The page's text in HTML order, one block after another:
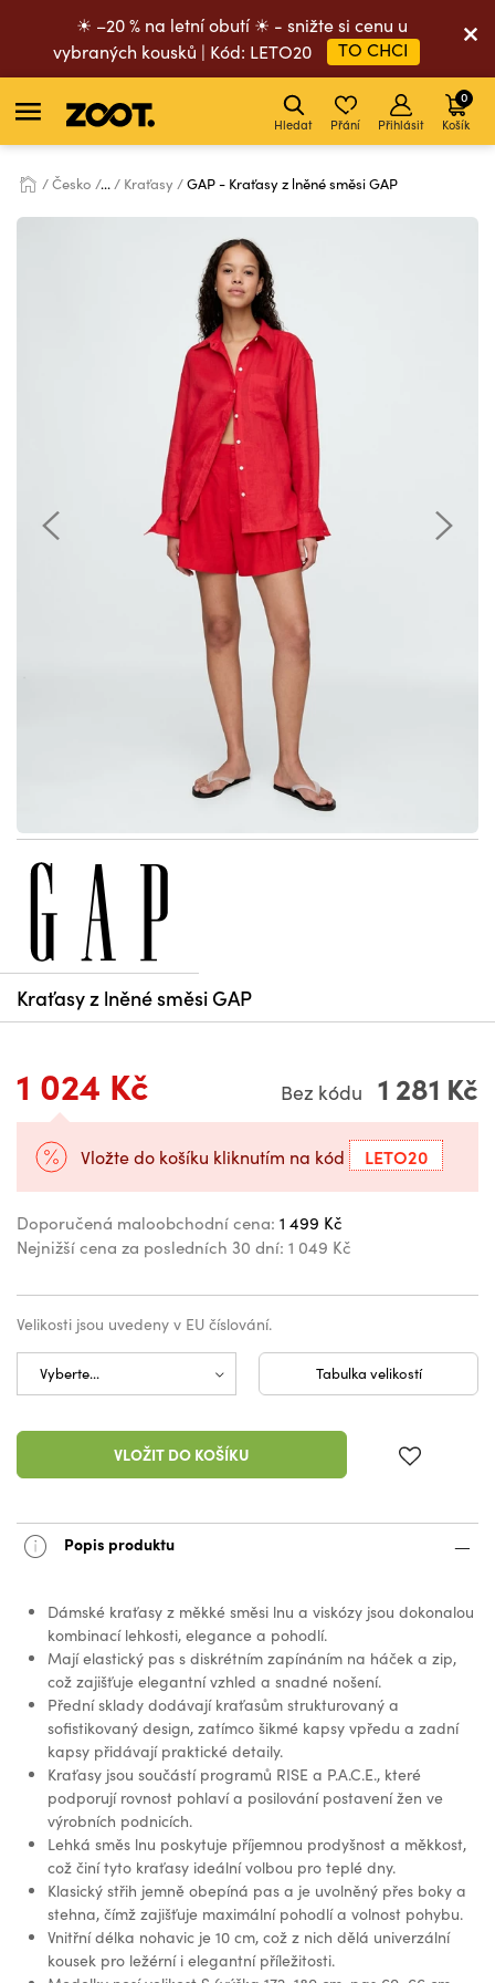
☀ –20 % na letní obutí ☀ - snižte si cenu u
vybraných kousků | Kód: LETO20
TO CHCI
Hledat Přání Přihlásit Košík
0
Česko ... Kraťasy GAP - Kraťasy z lněné směsi GAP
Kraťasy z lněné směsi GAP
1 024 Kč Bez kódu 1 281 Kč
Vložte do košíku kliknutím na kód LETO20
Doporučená maloobchodní cena: 1 499 Kč
Nejnižší cena za posledních 30 dní: 1 049 Kč
Velikosti jsou uvedeny v EU číslování.
Tabulka velikostí
VLOŽIT DO KOŠÍKU
Popis produktu
Dámské kraťasy z měkké směsi lnu a viskózy jsou dokonalou
kombinací lehkosti, elegance a pohodlí.
Mají elastický pas s diskrétním zapínáním na háček a zip,
což zajišťuje elegantní vzhled a snadné nošení.
Přední sklady dodávají kraťasům strukturovaný a
sofistikovaný design, zatímco šikmé kapsy vpředu a zadní
kapsy přidávají praktické detaily.
Kraťasy jsou součástí programů RISE a P.A.C.E., které
podporují rovnost pohlaví a posilování postavení žen ve
výrobních podnicích.
Lehká směs lnu poskytuje příjemnou prodyšnost a měkkost,
což činí tyto kraťasy ideální volbou pro teplé dny.
Klasický střih jemně obepíná pas a je uvolněný přes boky a
stehna, čímž zajišťuje maximální pohodlí a volnost pohybu.
Vnitřní délka nohavic je 10 cm, což z nich dělá univerzální
kousek pro ležérní i elegantní příležitosti.